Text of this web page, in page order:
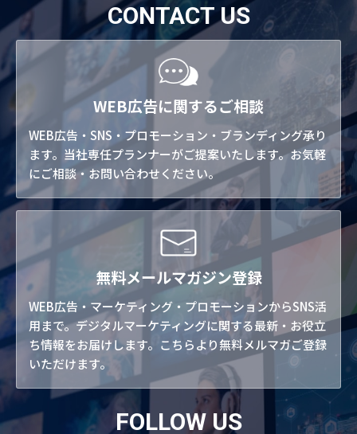
CONTACT US
WEB広告に関するご相談
WEB広告・SNS・プロモーション・ブランディング承り
ます。当社専任プランナーがご提案いたします。お気軽
にご相談・お問い合わせください。
無料メールマガジン登録
WEB広告・マーケティング・プロモーションからSNS活
用まで。デジタルマーケティングに関する最新・お役立
ち情報をお届けします。こちらより無料メルマガご登録
いただけます。
FOLLOW US